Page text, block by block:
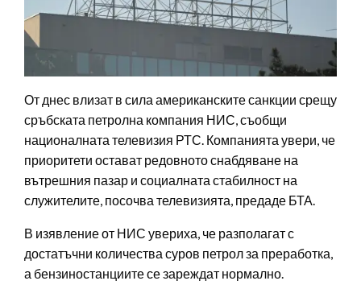
От днес влизат в сила американските санкции срещу
сръбската петролна компания НИС, съобщи
националната телевизия РТС. Компанията увери, че
приоритети остават редовното снабдяване на
вътрешния пазар и социалната стабилност на
служителите, посочва телевизията, предаде БТА.
В изявление от НИС увериха, че разполагат с
достатъчни количества суров петрол за преработка,
а бензиностанциите се зареждат нормално.